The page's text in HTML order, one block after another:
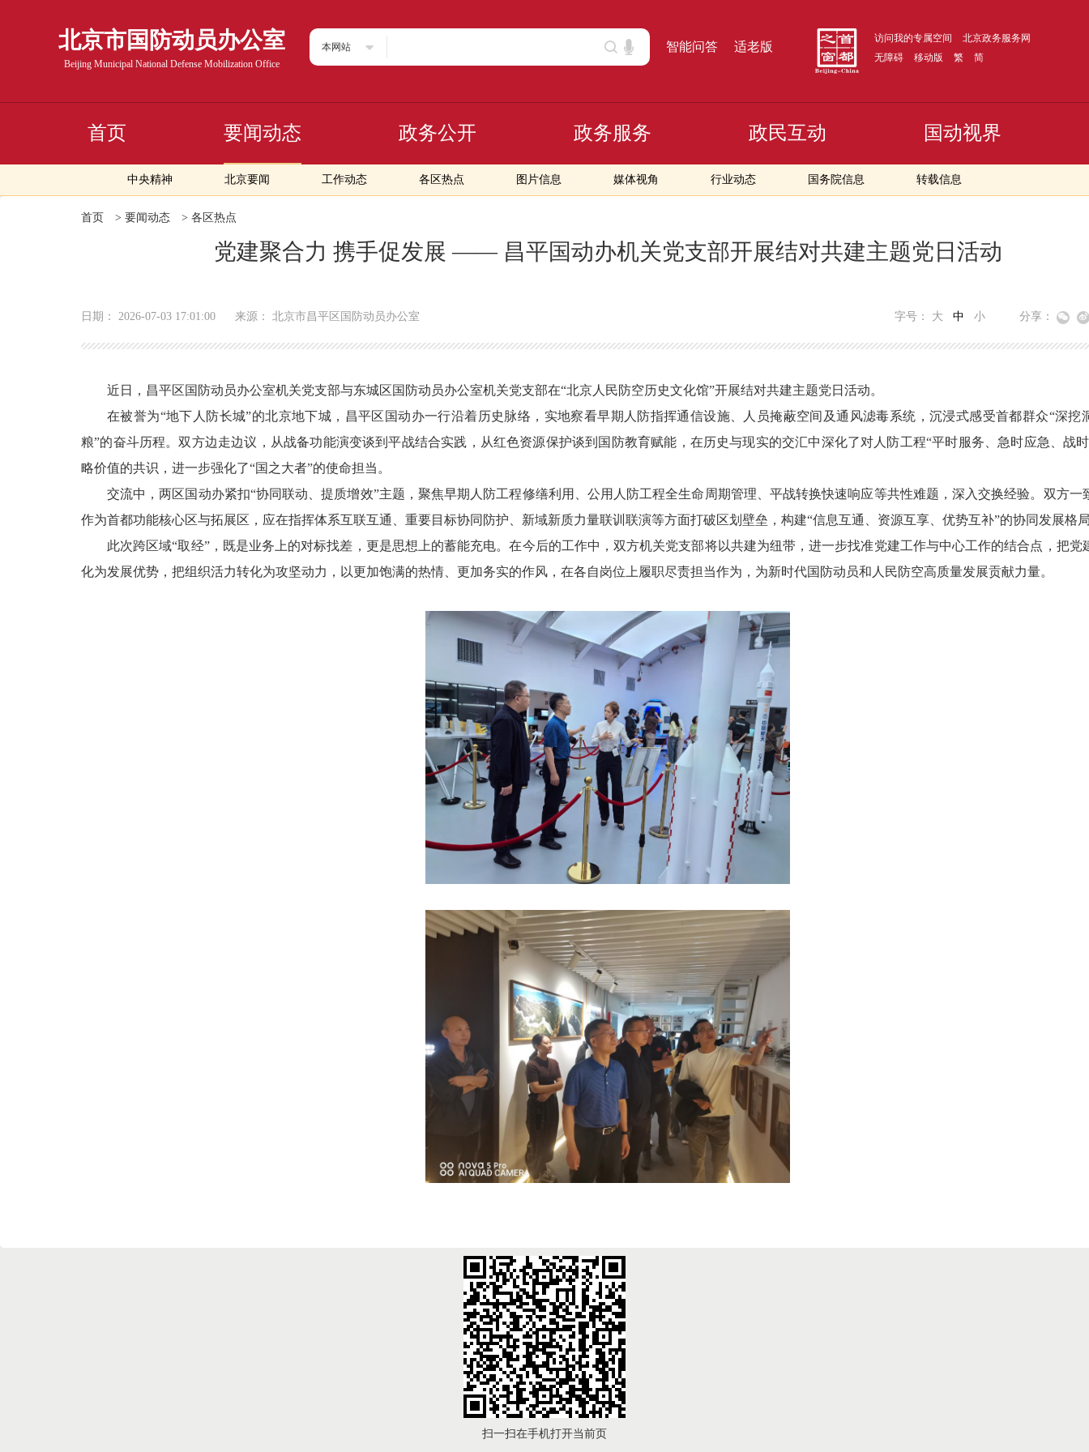
北京市国防动员办公室
Beijing Municipal National Defense Mobilization Office
本网站 智能问答 适老版
访问我的专属空间
北京政务服务网
无障碍
移动版 繁 简
首页 要闻动态
中央精神 北京要闻 工作动态 各区热点 图片信息 媒体视角 行业动态 国务院信息 转载信息
政务公开 政务服务 政民互动 国动视界
首页 > 要闻动态 > 各区热点
党建聚合力 携手促发展 —— 昌平国动办机关党支部开展结对共建主题党日活动
日期： 2026-07-03 17:01:00 来源： 北京市昌平区国防动员办公室 字号： 大 中 小 分享：
近日，昌平区国防动员办公室机关党支部与东城区国防动员办公室机关党支部在“北京人民防空历史文化馆”开展结对共建主题党日活动。
在被誉为“地下人防长城”的北京地下城，昌平区国动办一行沿着历史脉络，实地察看早期人防指挥通信设施、人员掩蔽空间及通风滤毒系统，沉浸式感受首都群众“深挖
粮”的奋斗历程。双方边走边议，从战备功能演变谈到平战结合实践，从红色资源保护谈到国防教育赋能，在历史与现实的交汇中深化了对人防工程“平时服务、急时应急、战
略价值的共识，进一步强化了“国之大者”的使命担当。
交流中，两区国动办紧扣“协同联动、提质增效”主题，聚焦早期人防工程修缮利用、公用人防工程全生命周期管理、平战转换快速响应等共性难题，深入交换经验。双方一
作为首都功能核心区与拓展区，应在指挥体系互联互通、重要目标协同防护、新域新质力量联训联演等方面打破区划壁垒，构建“信息互通、资源互享、优势互补”的协同发展格
此次跨区域“取经”，既是业务上的对标找差，更是思想上的蓄能充电。在今后的工作中，双方机关党支部将以共建为纽带，进一步找准党建工作与中心工作的结合点，把党
化为发展优势，把组织活力转化为攻坚动力，以更加饱满的热情、更加务实的作风，在各自岗位上履职尽责担当作为，为新时代国防动员和人民防空高质量发展贡献力量。
扫一扫在手机打开当前页